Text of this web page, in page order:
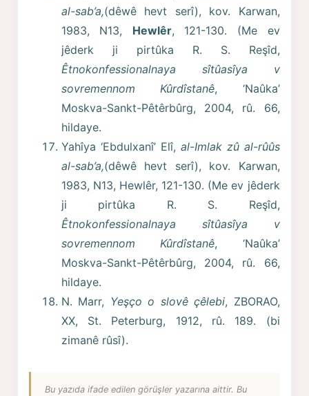
al-sab’a,(dêwê hevt serî), kov. Karwan,
1983, N13, Hewlêr, 121-130. (Me ev
jêderk ji pirtûka R. S. Reşîd,
Êtnokonfessionalnaya sîtûasîya v
sovremennom Kûrdîstanê, ‘Naûka’
Moskva-Sankt-Pêtêrbûrg, 2004, rû. 66,
hildaye.
Yahîya ‘Ebdulxanî’ Elî, al-Imlak zû al-rûûs
al-sab’a,(dêwê hevt serî), kov. Karwan,
1983, N13, Hewlêr, 121-130. (Me ev jêderk
ji pirtûka R. S. Reşîd,
Êtnokonfessionalnaya sîtûasîya v
sovremennom Kûrdîstanê, ‘Naûka’
Moskva-Sankt-Pêtêrbûrg, 2004, rû. 66,
hildaye.
N. Marr, Yeşço o slovê çêlebi, ZBORAO,
XX, St. Peterburg, 1912, rû. 189. (bi
zimanê rûsî).
Bu yazıda ifade edilen görüşler yazarına aittir. Bu